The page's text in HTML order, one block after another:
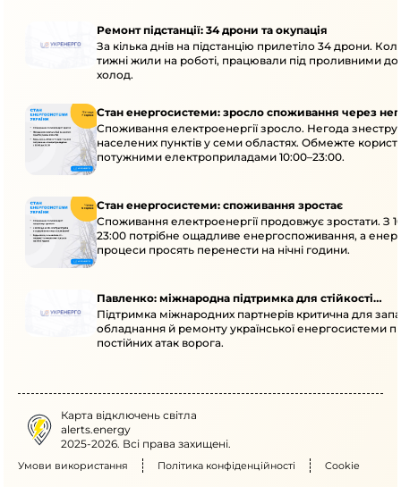
Ремонт підстанції: 34 дрони та окупація
За кілька днів на підстанцію прилетіло 34 дрони.
тижні жили на роботі, працювали під проливними
холод.
Стан енергосистеми: зросло споживання через
Споживання електроенергії зросло. Негода
населених пунктів у семи областях. Обмежте
потужними електроприладами 10:00–23:00.
Стан енергосистеми: споживання зростає
Споживання електроенергії продовжує зростати. З
23:00 потрібне ощадливе енергоспоживання, а
процеси просять перенести на нічні години.
Павленко: міжнародна підтримка для стійкості
енергосистеми
Підтримка міжнародних партнерів критична для
обладнання й ремонту української енергосистеми
постійних атак ворога.
Карта відключень світла
alerts.energy
2025-2026. Всі права захищені.
Умови використання Політика конфіденційності Cookie